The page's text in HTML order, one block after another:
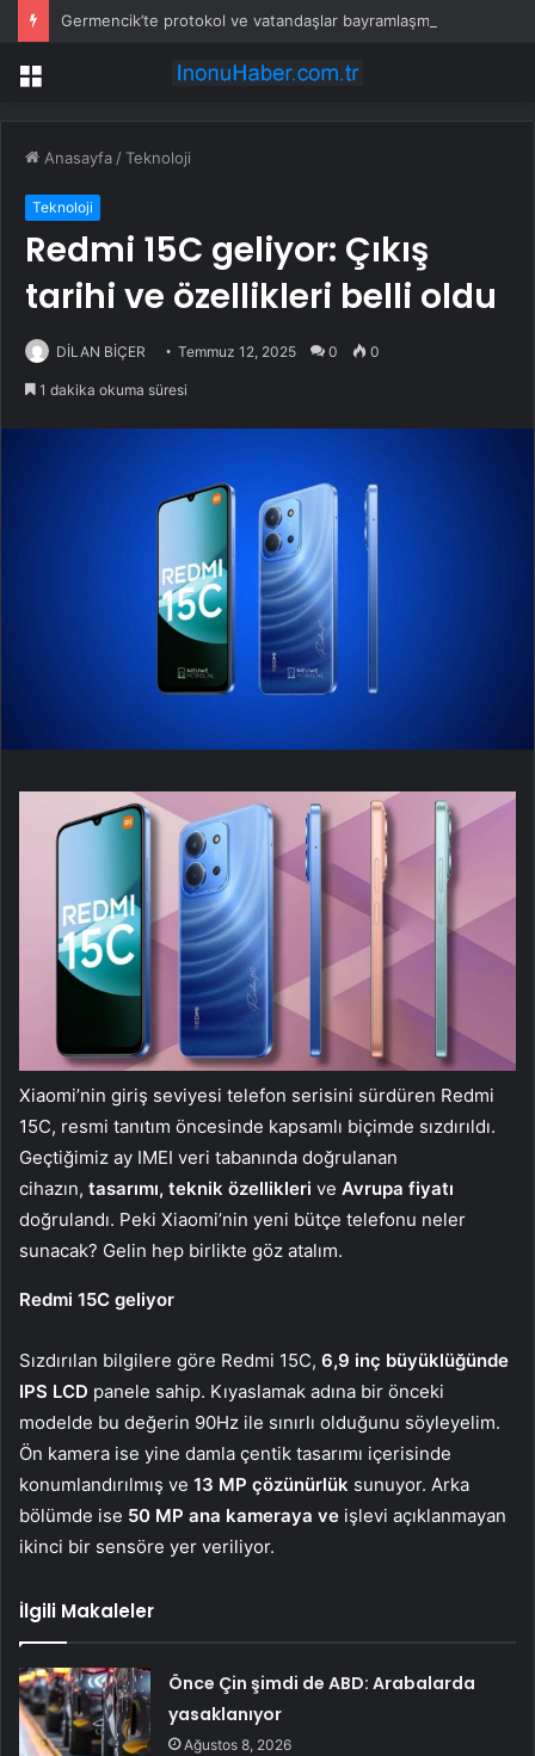
Menü
Anasayfa /Teknoloji
Teknoloji
Redmi 15C geliyor: Çıkış
tarihi ve özellikleri belli oldu
DİLAN BİÇER Temmuz 12, 2025 0 0
1 dakika okuma süresi
Xiaomi’nin giriş seviyesi telefon serisini sürdüren Redmi
15C, resmi tanıtım öncesinde kapsamlı biçimde sızdırıldı.
Geçtiğimiz ay IMEI veri tabanında doğrulanan
cihazın, tasarımı, teknik özellikleri ve Avrupa fiyatı
doğrulandı. Peki Xiaomi’nin yeni bütçe telefonu neler
sunacak? Gelin hep birlikte göz atalım.
Redmi 15C geliyor
Sızdırılan bilgilere göre Redmi 15C, 6,9 inç büyüklüğünde
IPS LCD panele sahip. Kıyaslamak adına bir önceki
modelde bu değerin 90Hz ile sınırlı olduğunu söyleyelim.
Ön kamera ise yine damla çentik tasarımı içerisinde
konumlandırılmış ve 13 MP çözünürlük sunuyor. Arka
bölümde ise 50 MP ana kameraya ve işlevi açıklanmayan
ikinci bir sensöre yer veriliyor.
İlgili Makaleler
Önce Çin şimdi de ABD: Arabalarda
yasaklanıyor
Ağustos 8, 2026